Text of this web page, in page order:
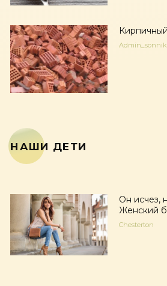
Admin_sonnik
НАШИ ДЕТИ
Он исчез,
Женский
Chesterton